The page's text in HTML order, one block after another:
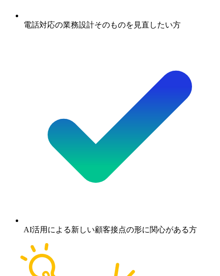
電話対応の業務設計そのものを見直したい方
AI活用による新しい顧客接点の形に関心がある方